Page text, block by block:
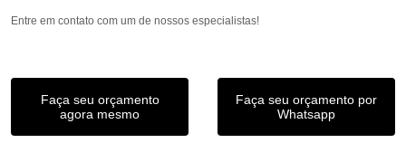
Entre em contato com um de nossos especialistas!
Faça seu orçamento
agora mesmo
Faça seu orçamento por
Whatsapp